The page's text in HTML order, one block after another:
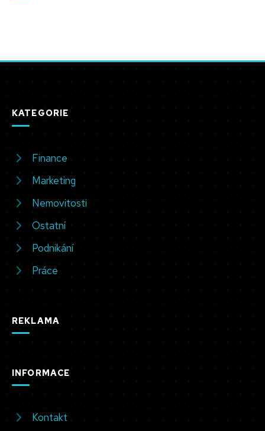
KATEGORIE
Finance
Marketing
Nemovitosti
Ostatní
Podnikání
Práce
REKLAMA
INFORMACE
Kontakt